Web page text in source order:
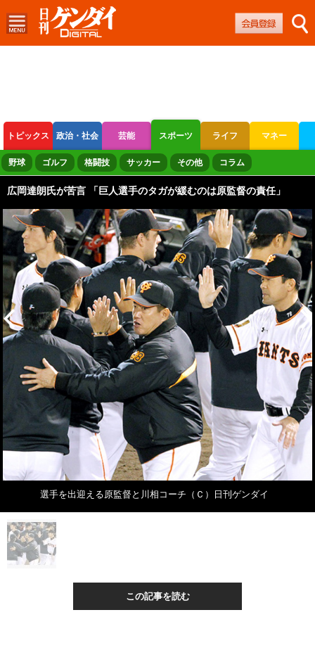
トピックス 政治・社会 芸能 スポーツ ライフ マネー
ボートレース 競輪 オートレース
野球 ゴルフ 格闘技 サッカー その他 コラム
広岡達朗氏が苦言 「巨人選手のタガが緩むのは原監督の責任」
選手を出迎える原監督と川相コーチ（Ｃ）日刊ゲンダイ
この記事を読む